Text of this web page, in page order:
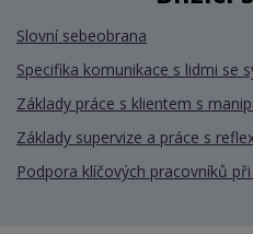
Slovní sebeobrana
Specifika komunikace s lidmi se
Základy práce s klientem s
Základy supervize a práce s
Podpora klíčových pracovníků